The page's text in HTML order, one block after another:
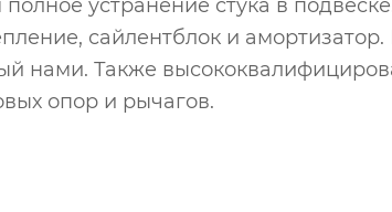
устранение стука в
сайлентблок и
нами. Также
опор и рычагов.